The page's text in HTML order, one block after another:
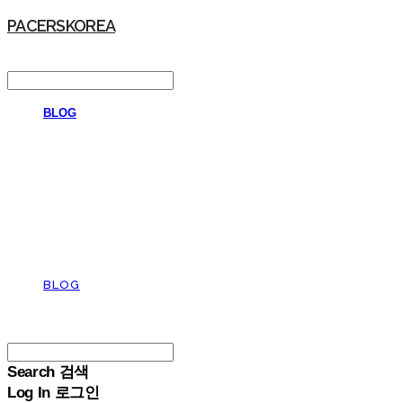
PACERSKOREA
BLOG
BLOG
Search 검색
Log In 로그인